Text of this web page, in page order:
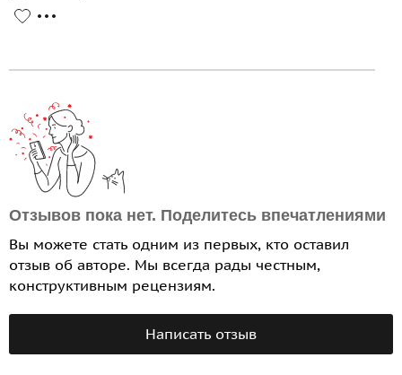
Отзывов пока нет. Поделитесь впечатлениями
Вы можете стать одним из первых, кто оставил
отзыв об авторе. Мы всегда рады честным,
конструктивным рецензиям.
Написать отзыв